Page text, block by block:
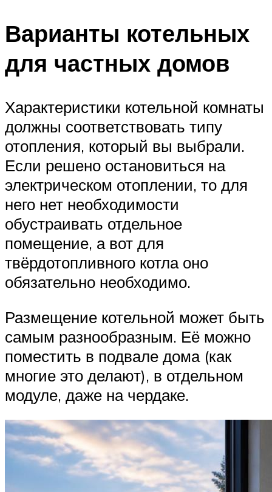
Варианты котельных
для частных домов
Характеристики котельной комнаты
должны соответствовать типу
отопления, который вы выбрали.
Если решено остановиться на
электрическом отоплении, то для
него нет необходимости
обустраивать отдельное
помещение, а вот для
твёрдотопливного котла оно
обязательно необходимо.
Размещение котельной может быть
самым разнообразным. Её можно
поместить в подвале дома (как
многие это делают), в отдельном
модуле, даже на чердаке.